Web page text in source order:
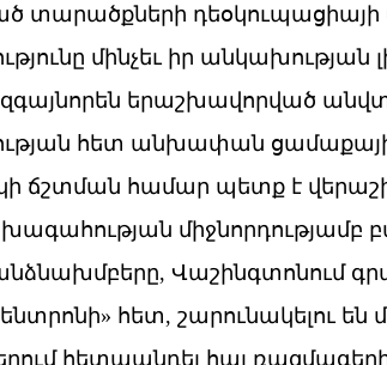
տարածքների
մինչեւ իր անկախության
երաշխավորված
հետ անխափան
ճշտման համար պետք է
միջնորդությամբ
Վաշինգտոնում
հետ, շարունակելու
հետապնդել հայ